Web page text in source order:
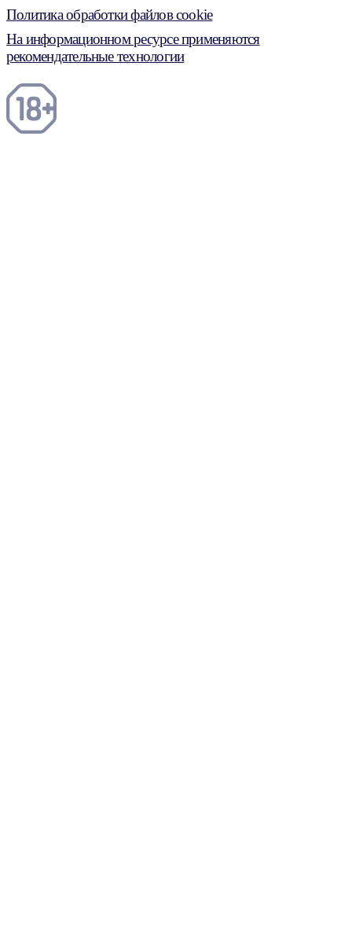
Политика обработки файлов cookie
На информационном ресурсе применяются
рекомендательные технологии